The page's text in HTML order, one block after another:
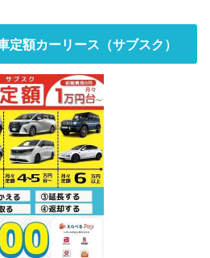
定額カーリース（サブスク）